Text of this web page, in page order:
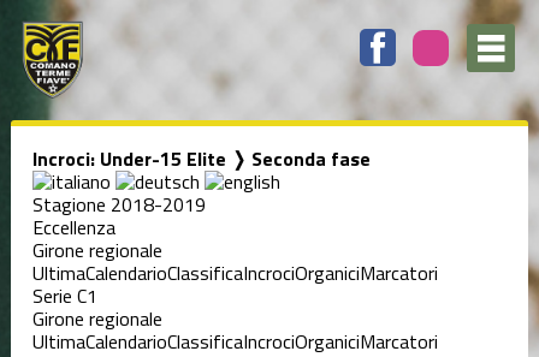
Incroci: Under-15 Elite ❭ Seconda fase
Stagione 2018-2019
Eccellenza
Girone regionale
UltimaCalendarioClassificaIncrociOrganiciMarcatori
Serie C1
Girone regionale
UltimaCalendarioClassificaIncrociOrganiciMarcatori